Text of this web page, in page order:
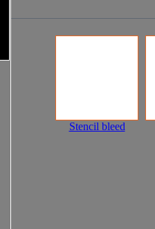
Stencil bleed